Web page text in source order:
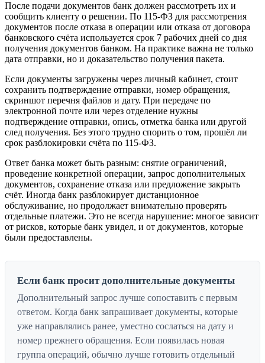
После подачи документов банк должен рассмотреть их и
сообщить клиенту о решении. По 115-ФЗ для рассмотрения
документов после отказа в операции или отказа от договора
банковского счёта используется срок 7 рабочих дней со дня
получения документов банком. На практике важна не только
дата отправки, но и доказательство получения пакета.
Если документы загружены через личный кабинет, стоит
сохранить подтверждение отправки, номер обращения,
скриншот перечня файлов и дату. При передаче по
электронной почте или через отделение нужны
подтверждение отправки, опись, отметка банка или другой
след получения. Без этого трудно спорить о том, прошёл ли
срок разблокировки счёта по 115-ФЗ.
Ответ банка может быть разным: снятие ограничений,
проведение конкретной операции, запрос дополнительных
документов, сохранение отказа или предложение закрыть
счёт. Иногда банк разблокирует дистанционное
обслуживание, но продолжает внимательно проверять
отдельные платежи. Это не всегда нарушение: многое зависит
от рисков, которые банк увидел, и от документов, которые
были предоставлены.
Если банк просит дополнительные документы
Дополнительный запрос лучше сопоставить с первым
ответом. Когда банк запрашивает документы, которые
уже направлялись ранее, уместно сослаться на дату и
номер прежнего обращения. Если появилась новая
группа операций, обычно лучше готовить отдельный